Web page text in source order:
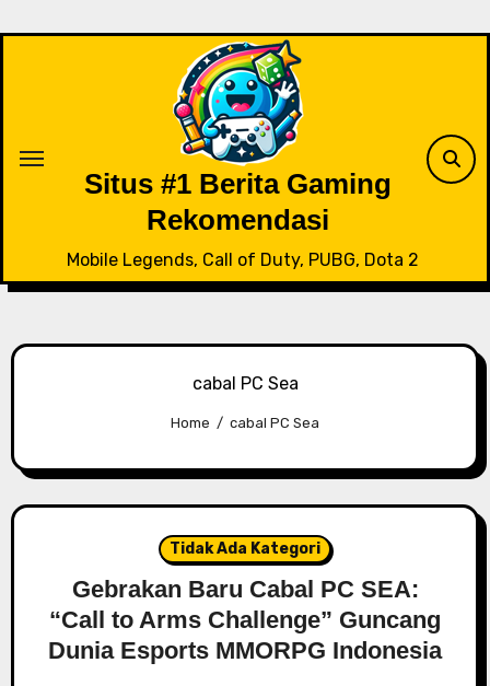
Situs #1 Berita Gaming
Rekomendasi
Mobile Legends, Call of Duty, PUBG, Dota 2
cabal PC Sea
Home cabal PC Sea
Tidak Ada Kategori
Gebrakan Baru Cabal PC SEA:
“Call to Arms Challenge” Guncang
Dunia Esports MMORPG Indonesia